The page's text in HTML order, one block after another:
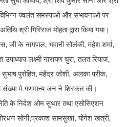
ज्वलंत समस्याओं और संभावनाओं पर
श्री गिरिराज मोहता द्वारा किया गया।
जी के नागपाल, भवानी सोलंकी, महेश शर्मा,
लक्ष्मी नारायण चुरा, तलत रियाज,
सुभाष पुरोहित, महेंद्र जोशी, अलका परीक,
संख्या मे गणमान्य जन ने शिरकत की।
के निदेश ओम सुथार तथा एसोसिएशन
सोंनी,प्रकाश सामसुखा, योगेश खत्री,